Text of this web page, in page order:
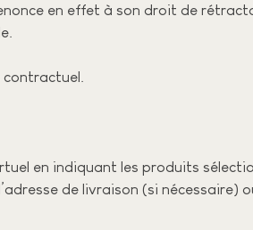
en effet à son droit de
en indiquant les produits
de livraison (si nécessaire)